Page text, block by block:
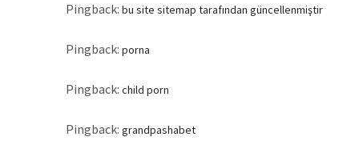
Pingback: bu site sitemap tarafından güncellenmiştir
Pingback: porna
Pingback: child porn
Pingback: grandpashabet